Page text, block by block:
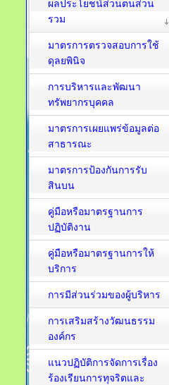
ผลประโยชน์ส่วนตนส่วน
รวม
มาตรการตรวจสอบการใช้
ดุลยพินิจ
การบริหารและพัฒนา
ทรัพยากรบุคคล
มาตรการเผยแพร่ข้อมูลต่อ
สาธารณะ
มาตรการป้องกันการรับ
สินบน
คู่มือหรือมาตรฐานการ
ปฏิบัติงาน
คู่มือหรือมาตรฐานการให้
บริการ
การมีส่วนร่วมของผู้บริหาร
การเสริมสร้างวัฒนธรรม
องค์กร
แนวปฏิบัติการจัดการเรื่อง
ร้องเรียนการทุจริตและ